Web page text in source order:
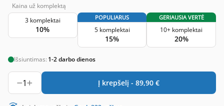
Kaina už komplektą
3 komplektai
10%
POPULIARUS
5 komplektai
15%
GERIAUSIA VERTĖ
10+ komplektai
20%
Išsiuntimas: 1-2 darbo dienos
1 Į krepšelį - 89,90 €